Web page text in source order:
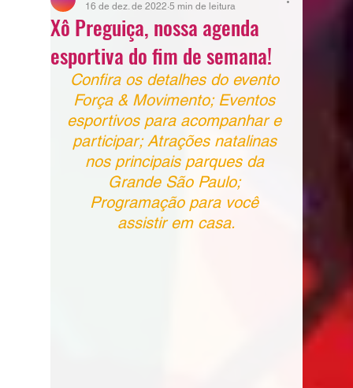
Xô Preguiça, nossa agenda
esportiva do fim de semana!
16 de dez. de 2022 5 min de leitura
Confira os detalhes do evento
Força & Movimento; Eventos
esportivos para acompanhar e
participar; Atrações natalinas
nos principais parques da
Grande São Paulo;
Programação para você
assistir em casa.